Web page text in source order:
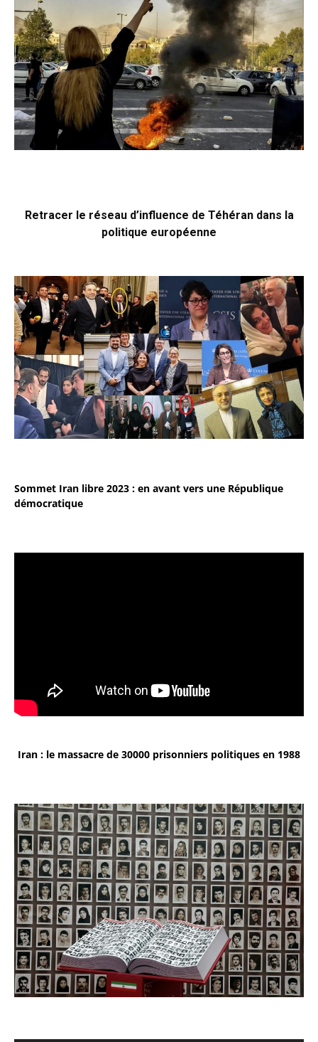
Retracer le réseau d’influence de Téhéran dans la
politique européenne
Sommet Iran libre 2023 : en avant vers une République
démocratique
Iran : le massacre de 30000 prisonniers politiques en 1988